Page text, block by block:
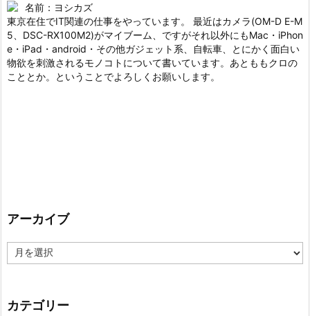
名前：ヨシカズ
東京在住でIT関連の仕事をやっています。 最近はカメラ(OM-D E-M
5、DSC-RX100M2)がマイブーム、ですがそれ以外にもMac・iPhon
e・iPad・android・その他ガジェット系、自転車、とにかく面白い
物欲を刺激されるモノコトについて書いています。あとももクロの
こととか。ということでよろしくお願いします。
アーカイブ
ー
ブ
カテゴリー